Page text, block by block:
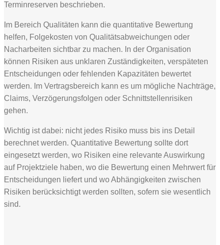
Terminreserven beschrieben.
Im Bereich Qualitäten kann die quantitative Bewertung
helfen, Folgekosten von Qualitätsabweichungen oder
Nacharbeiten sichtbar zu machen. In der Organisation
können Risiken aus unklaren Zuständigkeiten, verspäteten
Entscheidungen oder fehlenden Kapazitäten bewertet
werden. Im Vertragsbereich kann es um mögliche Nachträge,
Claims, Verzögerungsfolgen oder Schnittstellenrisiken
gehen.
Wichtig ist dabei: nicht jedes Risiko muss bis ins Detail
berechnet werden. Quantitative Bewertung sollte dort
eingesetzt werden, wo Risiken eine relevante Auswirkung
auf Projektziele haben, wo die Bewertung einen Mehrwert für
Entscheidungen liefert und wo Abhängigkeiten zwischen
Risiken berücksichtigt werden sollten, sofern sie wesentlich
sind.